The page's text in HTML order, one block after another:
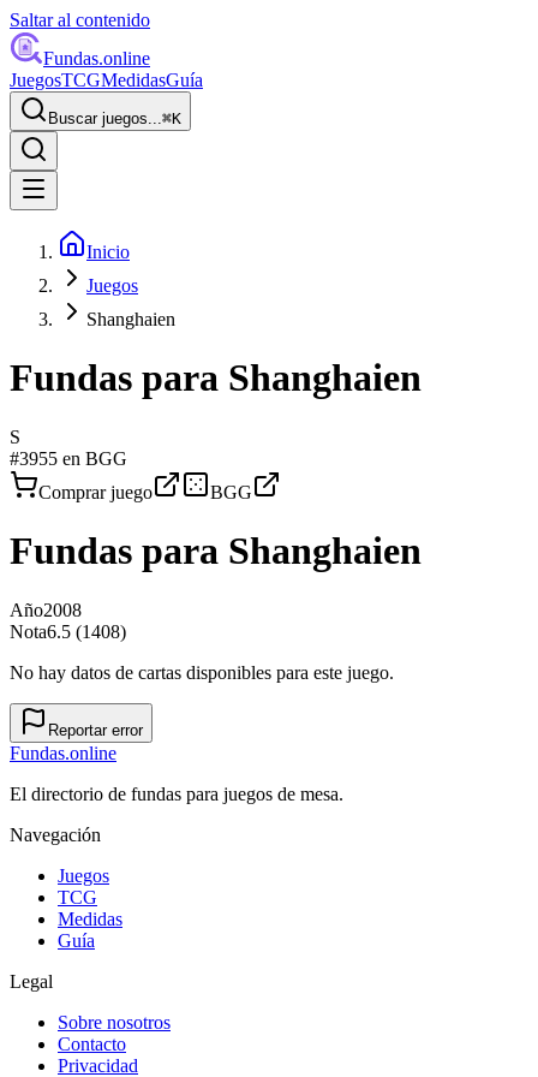
Saltar al contenido
Fundas.online
JuegosTCGMedidasGuía
Buscar juegos...⌘K
Inicio
Juegos
Shanghaien
Fundas para Shanghaien
S
#3955 en BGG
Comprar juego
BGG
Fundas para Shanghaien
Año2008
Nota6.5 (1408)
No hay datos de cartas disponibles para este juego.
Reportar error
Fundas.online
El directorio de fundas para juegos de mesa.
Navegación
Juegos
TCG
Medidas
Guía
Legal
Sobre nosotros
Contacto
Privacidad